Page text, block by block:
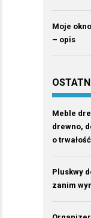
Moje
– opis
Meble
drewno,
o
Pluskwy
zanim